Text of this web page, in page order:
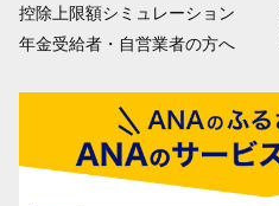
控除上限額シミュレーション
年金受給者・自営業者の方へ